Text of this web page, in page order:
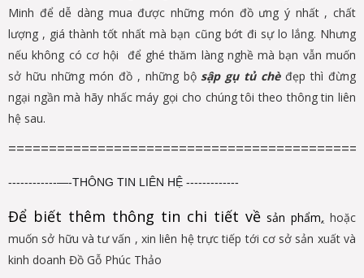
Minh để dễ dàng mua được những món đồ ưng ý nhất , chất
lượng , giá thành tốt nhất mà bạn cũng bớt đi sự lo lắng. Nhưng
nếu không có cơ hội để ghé thăm làng nghề mà bạn vẫn muốn
sở hữu những món đồ , những bộ sập gụ tủ chèđẹp thì đừng
ngại ngần mà hãy nhấc máy gọi cho chúng tôi theo thông tin liên
hệ sau.
------------—-THÔNG TIN LIÊN HỆ -------------
Để biết thêm thông tin chi tiết về sản phẩm, hoặc
muốn sở hữu và tư vấn , xin liên hệ trực tiếp tới cơ sở sản xuất và
kinh doanh Đồ Gỗ Phúc Thảo